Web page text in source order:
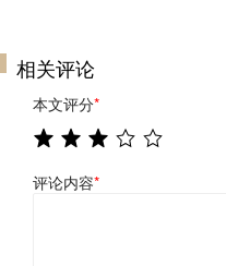
相关评论
本文评分*
评论内容*